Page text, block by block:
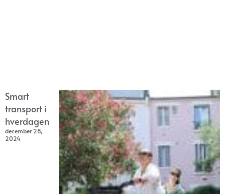
Smart
transport i
hverdagen
december 28,
2024